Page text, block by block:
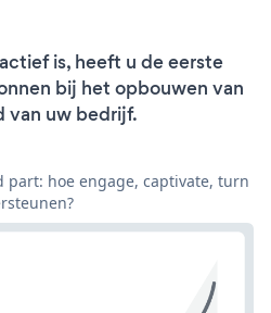
is, heeft u de eerste
bij het opbouwen van
van uw bedrijf.
part: hoe engage, captivate, turn